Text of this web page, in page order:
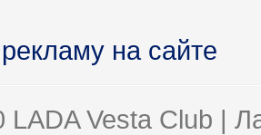
на сайте
LADA Vesta Club |